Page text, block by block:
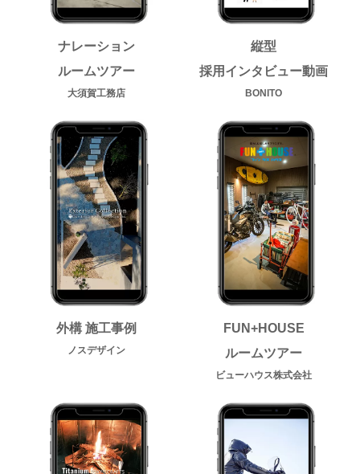
ナレーション
ルームツアー
大須賀工務店
縦型
採用インタビュー動画
BONITO
外構 施工事例
ノスデザイン
FUN+HOUSE
ルームツアー
ビューハウス株式会社